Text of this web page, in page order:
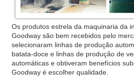
Os produtos estrela da maquinaria da
Goodway são bem recebidos pelo
selecionaram linhas de produção
batata-doce e linhas de produção de
automáticas e obtiveram benefícios
Goodway é escolher qualidade.